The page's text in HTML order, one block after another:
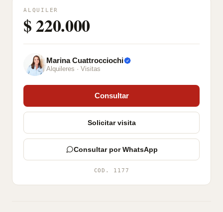
ALQUILER
$ 220.000
Marina Cuattrocciochi
Alquileres · Visitas
Consultar
Solicitar visita
Consultar por WhatsApp
COD. 1177